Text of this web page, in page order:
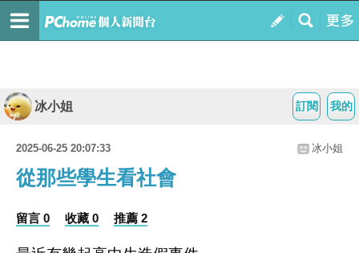
我的
訂閱
冰小姐
2025-06-25 20:07:33 冰小姐
從那些學生看社會
留言 0 收藏 0 推薦 2